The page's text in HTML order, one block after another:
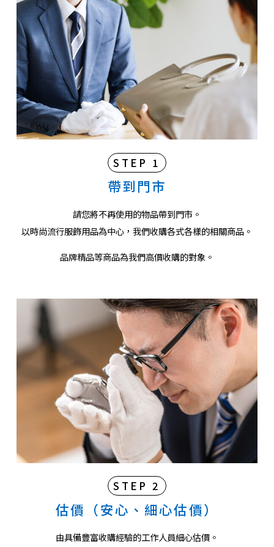
STEP 1
帶到門市
請您將不再使用的物品帶到門市。
以時尚流行服飾用品為中心，我們收購各式各樣的相關商品。
品牌精品等商品為我們高價收購的對象。
STEP 2
估價（安心、細心估價）
由具備豐富收購經驗的工作人員細心估價。